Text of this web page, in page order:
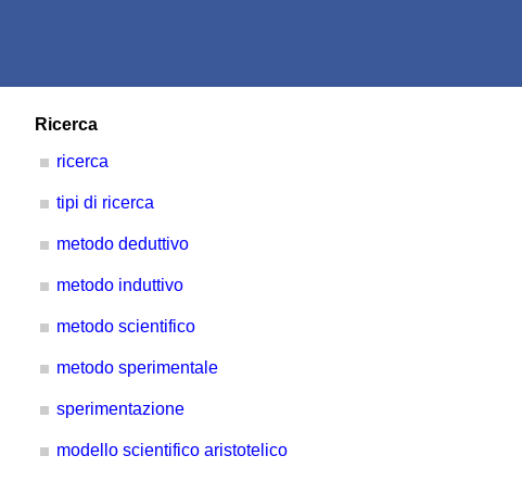
Ricerca
ricerca
tipi di ricerca
metodo deduttivo
metodo induttivo
metodo scientifico
metodo sperimentale
sperimentazione
modello scientifico aristotelico